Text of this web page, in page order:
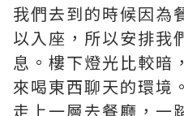
我們去到的時候因為
以入座，所以安排我
息。樓下燈光比較暗
來喝東西聊天的環境
走上一層去餐廳，一